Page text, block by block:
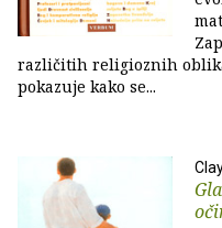
različitih religioznih
pokazuje kako se...